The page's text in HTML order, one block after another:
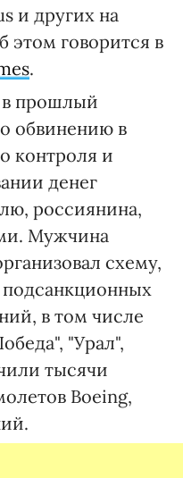
и других на
говорится в
.
в прошлый
обвинению в
контроля и
денег
россиянина,
Мужчина
схему,
в том числе
"Урал",
тысячи
Boeing,